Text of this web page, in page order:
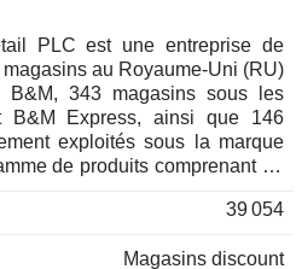
PLC est une entreprise de
au Royaume-Uni (RU)
343 magasins sous les
B&M Express, ainsi que 146
exploités sous la marque
de produits comprenant de
des meubles de grande taille,
et du papier peint. Les produits
39 054
Magasins discount